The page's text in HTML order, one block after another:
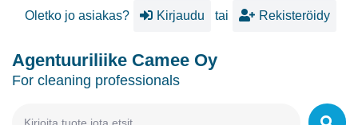
Oletko jo asiakas? Kirjaudu tai Rekisteröidy
Agentuuriliike Camee Oy
For cleaning professionals